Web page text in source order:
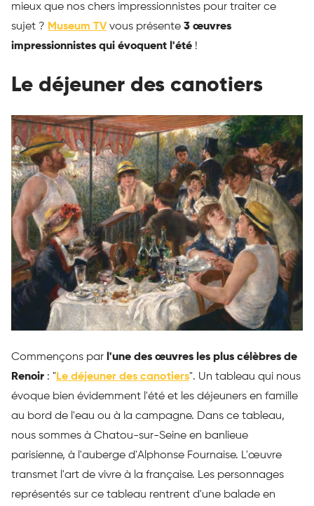
mieux que nos chers impressionnistes pour traiter ce
sujet ? Museum TV vous présente 3 œuvres
impressionnistes qui évoquent l'été !
Le déjeuner des canotiers
Commençons par l'une des œuvres les plus célèbres de
Renoir : " Le déjeuner des canotiers". Un tableau qui nous
évoque bien évidemment l'été et les déjeuners en famille
au bord de l'eau ou à la campagne. Dans ce tableau,
nous sommes à Chatou-sur-Seine en banlieue
parisienne, à l'auberge d'Alphonse Fournaise. L'œuvre
transmet l'art de vivre à la française. Les personnages
représentés sur ce tableau rentrent d'une balade en